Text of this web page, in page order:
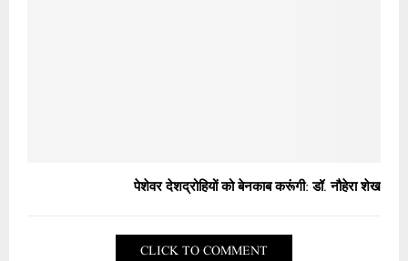
पेशेवर देशद्रोहियों को बेनकाब करूंगी: डॉ. नौहेरा शेख
CLICK TO COMMENT